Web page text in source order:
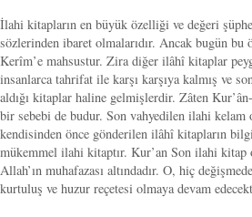
İlahi kitapların en büyük özelliği ve değeri
sözlerinden ibaret olmalarıdır. Ancak bugün bu
Kerîm’e mahsustur. Zira diğer ilâhî kitaplar
insanlarca tahrifat ile karşı karşıya kalmış ve
aldığı kitaplar haline gelmişlerdir. Zâten
bir sebebi de budur. Son vahyedilen ilahi kelam
kendisinden önce gönderilen ilâhî kitapların
mükemmel ilahi kitaptır. Kur’an Son ilahi kitap
Allah’ın muhafazası altındadır. O, hiç
kurtuluş ve huzur reçetesi olmaya devam